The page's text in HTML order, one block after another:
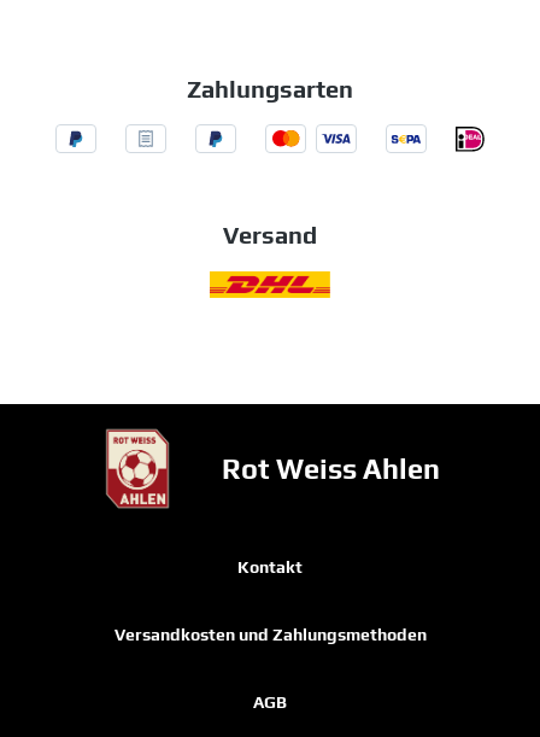
Zahlungsarten
Versand
Rot Weiss Ahlen
Kontakt
Versandkosten und Zahlungsmethoden
AGB